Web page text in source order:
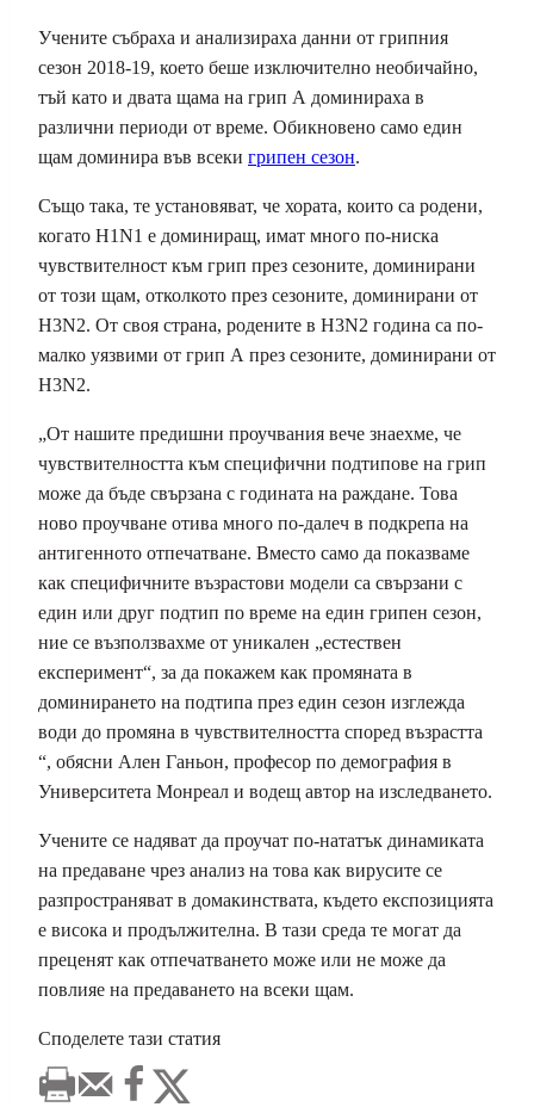
Учените събраха и анализираха данни от грипния
сезон 2018-19, което беше изключително необичайно,
тъй като и двата щама на грип А доминираха в
различни периоди от време. Обикновено само един
щам доминира във всеки грипен сезон.
Също така, те установяват, че хората, които са родени,
когато H1N1 е доминиращ, имат много по-ниска
чувствителност към грип през сезоните, доминирани
от този щам, отколкото през сезоните, доминирани от
H3N2. От своя страна, родените в H3N2 година са по-
малко уязвими от грип А през сезоните, доминирани от
H3N2.
„От нашите предишни проучвания вече знаехме, че
чувствителността към специфични подтипове на грип
може да бъде свързана с годината на раждане. Това
ново проучване отива много по-далеч в подкрепа на
антигенното отпечатване. Вместо само да показваме
как специфичните възрастови модели са свързани с
един или друг подтип по време на един грипен сезон,
ние се възползвахме от уникален „естествен
експеримент“, за да покажем как промяната в
доминирането на подтипа през един сезон изглежда
води до промяна в чувствителността според възрастта
“, обясни Ален Ганьон, професор по демография в
Университета Монреал и водещ автор на изследването.
Учените се надяват да проучат по-нататък динамиката
на предаване чрез анализ на това как вирусите се
разпространяват в домакинствата, където експозицията
е висока и продължителна. В тази среда те могат да
преценят как отпечатването може или не може да
повлияе на предаването на всеки щам.
Споделете тази статия